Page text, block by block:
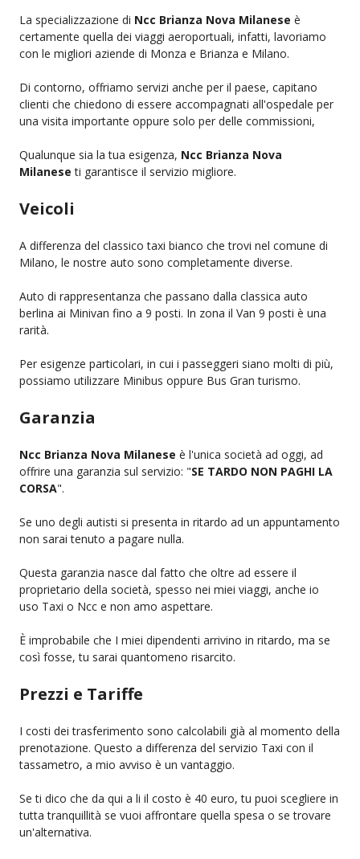
La specializzazione di Ncc Brianza Nova Milanese è
certamente quella dei viaggi aeroportuali, infatti, lavoriamo
con le migliori aziende di Monza e Brianza e Milano.
Di contorno, offriamo servizi anche per il paese, capitano
clienti che chiedono di essere accompagnati all'ospedale per
una visita importante oppure solo per delle commissioni,
Qualunque sia la tua esigenza, Ncc Brianza Nova
Milanese ti garantisce il servizio migliore.
Veicoli
A differenza del classico taxi bianco che trovi nel comune di
Milano, le nostre auto sono completamente diverse.
Auto di rappresentanza che passano dalla classica auto
berlina ai Minivan fino a 9 posti. In zona il Van 9 posti è una
rarità.
Per esigenze particolari, in cui i passeggeri siano molti di più,
possiamo utilizzare Minibus oppure Bus Gran turismo.
Garanzia
Ncc Brianza Nova Milanese è l'unica società ad oggi, ad
offrire una garanzia sul servizio: "SE TARDO NON PAGHI LA
CORSA".
Se uno degli autisti si presenta in ritardo ad un appuntamento
non sarai tenuto a pagare nulla.
Questa garanzia nasce dal fatto che oltre ad essere il
proprietario della società, spesso nei miei viaggi, anche io
uso Taxi o Ncc e non amo aspettare.
È improbabile che I miei dipendenti arrivino in ritardo, ma se
così fosse, tu sarai quantomeno risarcito.
Prezzi e Tariffe
I costi dei trasferimento sono calcolabili già al momento della
prenotazione. Questo a differenza del servizio Taxi con il
tassametro, a mio avviso è un vantaggio.
Se ti dico che da qui a li il costo è 40 euro, tu puoi scegliere in
tutta tranquillità se vuoi affrontare quella spesa o se trovare
un'alternativa.